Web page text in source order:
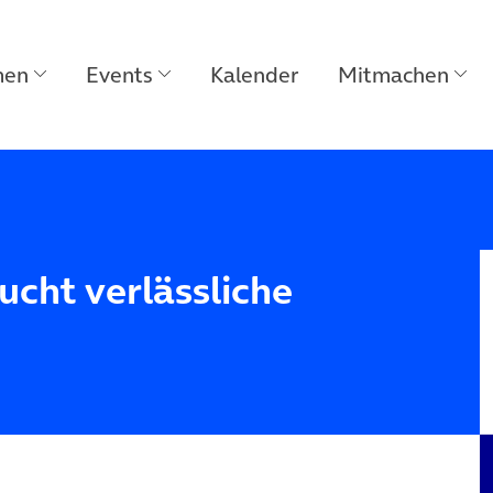
Events Kalender Mitmachen
verlässliche